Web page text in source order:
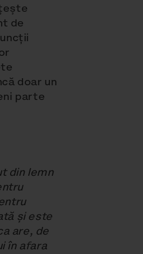
de
doar un
parte
din lemn
și este
are, de
în afara